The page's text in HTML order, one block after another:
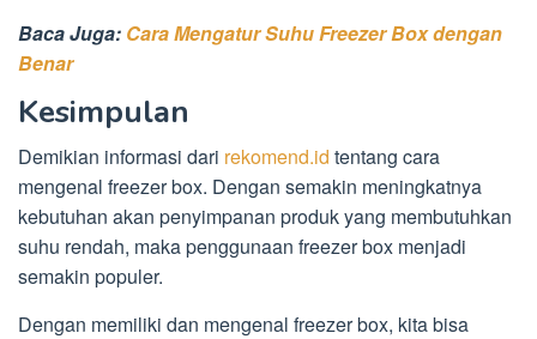
Baca Juga: Cara Mengatur Suhu Freezer Box dengan
Benar
Kesimpulan
Demikian informasi dari rekomend.id tentang cara
mengenal freezer box. Dengan semakin meningkatnya
kebutuhan akan penyimpanan produk yang membutuhkan
suhu rendah, maka penggunaan freezer box menjadi
semakin populer.
Dengan memiliki dan mengenal freezer box, kita bisa